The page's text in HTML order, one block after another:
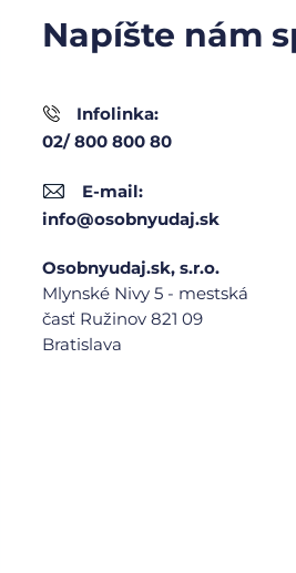
Napíšte nám
Infolinka:
02/ 800 800 80
E-mail:
info@osobnyudaj.sk
Osobnyudaj.sk, s.r.o.
Mlynské Nivy 5 - mestská
časť Ružinov 821 09
Bratislava